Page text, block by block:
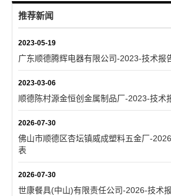
推荐新闻
2023-05-19
广东顺德腾辉电器有限公司-2023-技术报
2023-03-06
顺德陈村源金恒创金属制品厂-2023-技术
2026-07-30
佛山市顺德区杏坛镇威成塑料五金厂-
表
2026-07-30
世康餐具(中山)有限责任公司-2026-技术